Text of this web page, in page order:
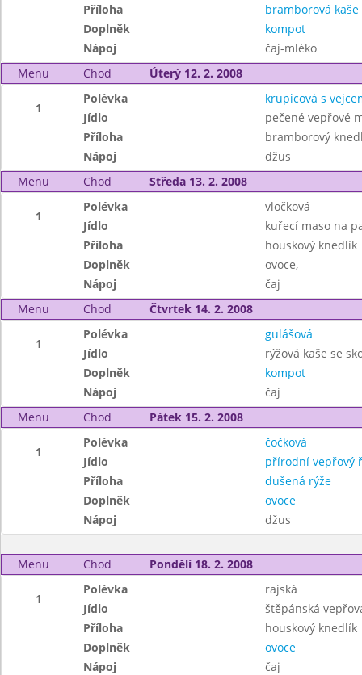
Příloha
bramborová kaše
Doplněk
kompot
Nápoj
čaj-mléko
Menu
Chod Úterý 12. 2. 2008
1
Polévka
krupicová s
Jídlo
pečené vepřové
Příloha
bramborový
Nápoj
džus
Menu
Chod Středa 13. 2. 2008
1
Polévka
vločková
Jídlo
kuřecí maso na
Příloha
houskový knedlík
Doplněk
ovoce,
Nápoj
čaj
Menu
Chod Čtvrtek 14. 2. 2008
1
Polévka
gulášová
Jídlo
rýžová kaše se
Doplněk
kompot
Nápoj
čaj
Menu
Chod Pátek 15. 2. 2008
1
Polévka
čočková
Jídlo
přírodní vepřový
Příloha
dušená rýže
Doplněk
ovoce
Nápoj
džus
Menu Chod Pondělí 18. 2. 2008
1
Polévka
rajská
Jídlo
štěpánská
Příloha
houskový knedlík
Doplněk
ovoce
Nápoj
čaj